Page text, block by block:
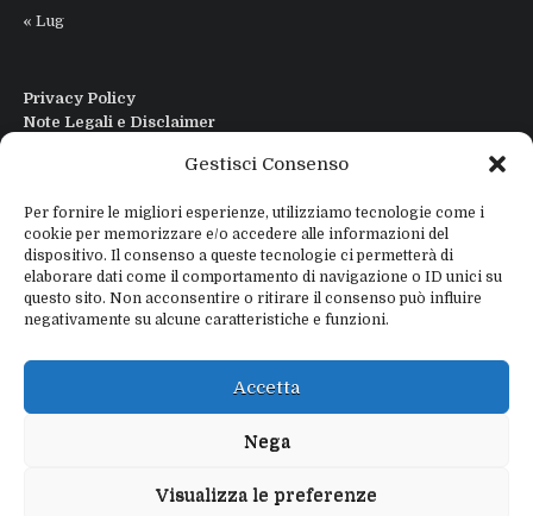
Gestisci Consenso
Per fornire le migliori esperienze, utilizziamo tecnologie come i
cookie per memorizzare e/o accedere alle informazioni del
dispositivo. Il consenso a queste tecnologie ci permetterà di
elaborare dati come il comportamento di navigazione o ID unici su
questo sito. Non acconsentire o ritirare il consenso può influire
negativamente su alcune caratteristiche e funzioni.
Accetta
Nega
Visualizza le preferenze
« Lug
Privacy Policy
Note Legali e Disclaimer